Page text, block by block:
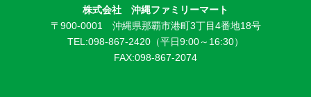
株式会社 沖縄ファミリーマート
〒900-0001 沖縄県那覇市港町3丁目4番地18号
TEL:098-867-2420（平日9:00～16:30）
FAX:098-867-2074